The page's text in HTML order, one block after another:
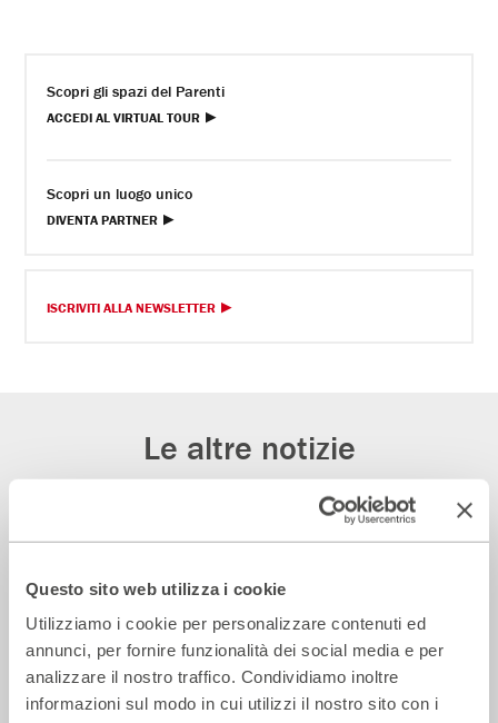
Questo sito web utilizza i cookie
Utilizziamo i cookie per personalizzare contenuti ed
annunci, per fornire funzionalità dei social media e per
analizzare il nostro traffico. Condividiamo inoltre
informazioni sul modo in cui utilizzi il nostro sito con i
Scopri gli spazi del Parenti
ACCEDI AL VIRTUAL TOUR
Scopri un luogo unico
DIVENTA PARTNER
ISCRIVITI ALLA NEWSLETTER
Le altre notizie